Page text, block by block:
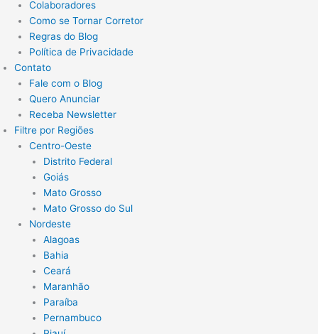
Colaboradores
Como se Tornar Corretor
Regras do Blog
Política de Privacidade
Contato
Fale com o Blog
Quero Anunciar
Receba Newsletter
Filtre por Regiões
Centro-Oeste
Distrito Federal
Goiás
Mato Grosso
Mato Grosso do Sul
Nordeste
Alagoas
Bahia
Ceará
Maranhão
Paraíba
Pernambuco